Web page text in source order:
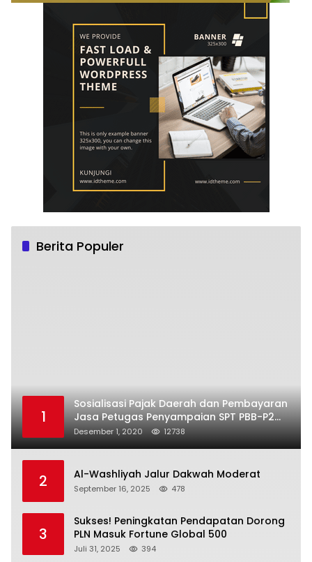
Berita Populer
1
Sosialisasi Pajak Daerah dan Pembayaran
Jasa Petugas Penyampaian SPT PBB-P2
Kota Mataram
Desember 1, 2020 12738
2 Al-Washliyah Jalur Dakwah Moderat
September 16, 2025 478
3
Sukses! Peningkatan Pendapatan Dorong
PLN Masuk Fortune Global 500
Juli 31, 2025 394